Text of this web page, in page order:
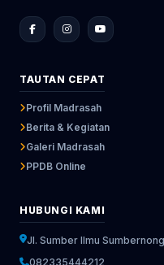
TAUTAN CEPAT
Profil Madrasah
Berita & Kegiatan
Galeri Madrasah
PPDB Online
HUBUNGI KAMI
Jl. Sumber Ilmu
082335444212